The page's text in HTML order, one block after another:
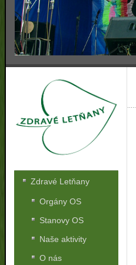
Zdravé Letňany
Orgány OS
Stanovy OS
Naše aktivity
O nás